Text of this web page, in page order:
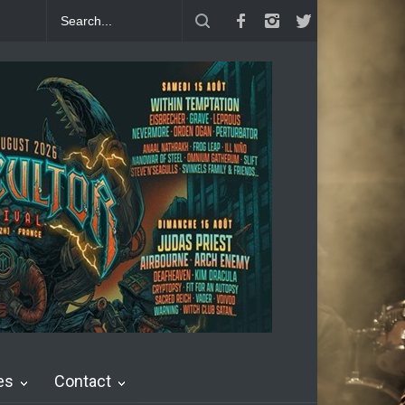
Chronicles : "Generation Coward" Dead Poet Society : clip de
Contact